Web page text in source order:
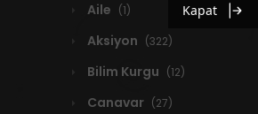
Aile (1)
Aksiyon (322)
Bilim Kurgu (12)
Canavar (27)
Kapat